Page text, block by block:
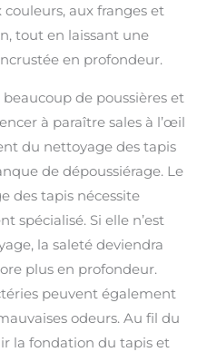
aux franges et
tout en laissant une
en profondeur.
de poussières et
à paraître sales à l’œil
du nettoyage des tapis
de dépoussiérage. Le
des tapis nécessite
spécialisé. Si elle n’est
la saleté deviendra
plus en profondeur.
peuvent également
odeurs. Au fil du
la fondation du tapis et